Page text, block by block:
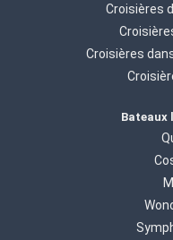
Croisières
Croisières
Bateaux